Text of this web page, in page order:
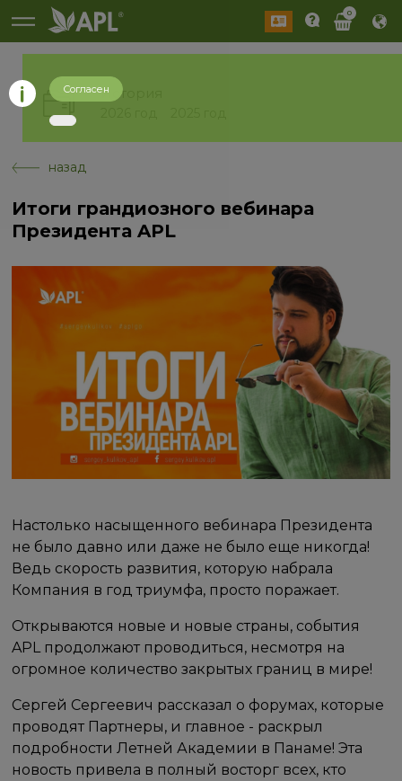
0
История
назад
Итоги грандиозного вебинара
Президента APL
Настолько насыщенного вебинара Президента
не было давно или даже не было еще никогда!
Ведь скорость развития, которую набрала
Компания в год триумфа, просто поражает.
Открываются новые и новые страны, события
APL продолжают проводиться, несмотря на
огромное количество закрытых границ в мире!
Сергей Сергеевич рассказал о форумах, которые
проводят Партнеры, и главное - раскрыл
подробности Летней Академии в Панаме! Эта
новость привела в полный восторг всех, кто
Согласен